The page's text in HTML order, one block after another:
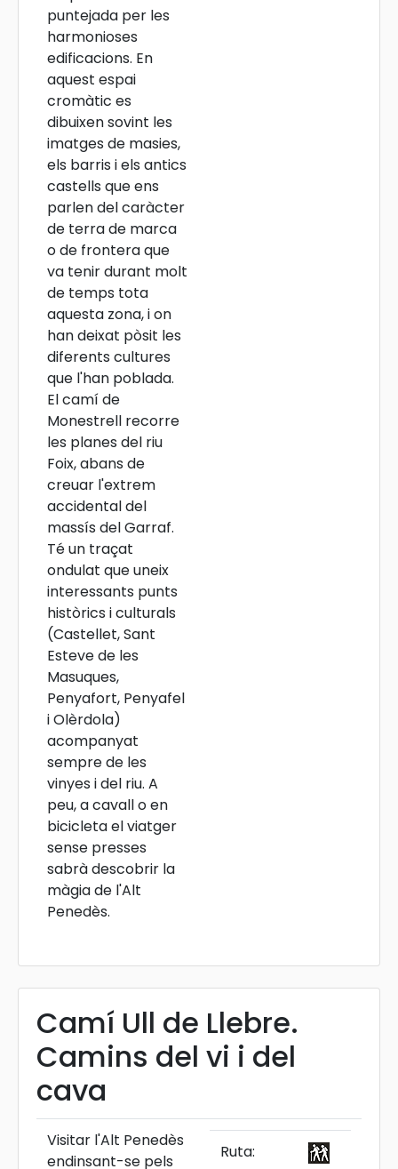
puntejada per les
harmonioses
edificacions. En
aquest espai
cromàtic es
dibuixen sovint les
imatges de masies,
els barris i els antics
castells que ens
parlen del caràcter
de terra de marca
o de frontera que
va tenir durant molt
de temps tota
aquesta zona, i on
han deixat pòsit les
diferents cultures
que l'han poblada.
El camí de
Monestrell recorre
les planes del riu
Foix, abans de
creuar l'extrem
accidental del
massís del Garraf.
Té un traçat
ondulat que uneix
interessants punts
històrics i culturals
(Castellet, Sant
Esteve de les
Masuques,
Penyafort, Penyafel
i Olèrdola)
acompanyat
sempre de les
vinyes i del riu. A
peu, a cavall o en
bicicleta el viatger
sense presses
sabrà descobrir la
màgia de l'Alt
Penedès.
Camí Ull de Llebre.
Camins del vi i del
cava
Visitar l'Alt Penedès
endinsant-se pels
Ruta: